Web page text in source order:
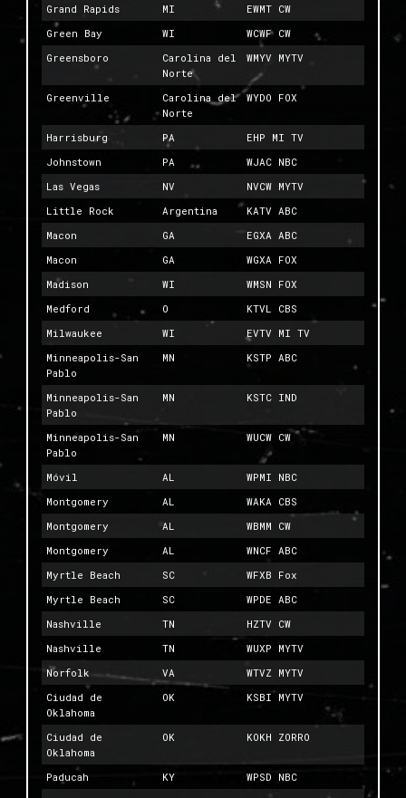
Grand Rapids
MI
EWMT CW
Green Bay
WI
WCWF CW
Greensboro
Carolina del
Norte
WMYV MYTV
Greenville
Carolina del
Norte
WYDO FOX
Harrisburg PA
EHP MI TV
Johnstown
PA
WJAC NBC
Las Vegas
NV
NVCW MYTV
Little Rock
Argentina
KATV ABC
Macon
GA
EGXA ABC
Macon
GA
WGXA FOX
Madison
WI
WMSN FOX
Medford
O
KTVL CBS
Milwaukee
WI
EVTV MI TV
Minneapolis-San
Pablo
MN KSTP ABC
Minneapolis-San
Pablo
MN KSTC IND
Minneapolis-San
Pablo
MN WUCW CW
Móvil AL
WPMI NBC
Montgomery
AL
WAKA CBS
Montgomery
AL
WBMM CW
Montgomery
AL
WNCF ABC
Myrtle Beach
SC
WFXB Fox
Myrtle Beach
SC
WPDE ABC
Nashville
TN
HZTV CW
Nashville
TN
WUXP MYTV
Norfolk
VA
WTVZ MYTV
Ciudad de
Oklahoma
OK KSBI MYTV
Ciudad de
Oklahoma
OK KOKH ZORRO
Paducah KY
WPSD NBC